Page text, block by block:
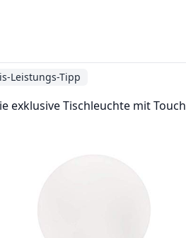
Leistungs-Tipp
exklusive Tischleuchte mit Touch